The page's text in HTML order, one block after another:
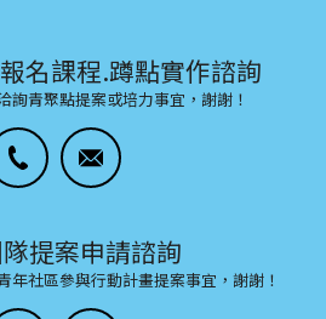
名課程.蹲點實作諮詢
詢青聚點提案或培力事宜，謝謝！
提案申請諮詢
社區參與行動計畫提案事宜，謝謝！